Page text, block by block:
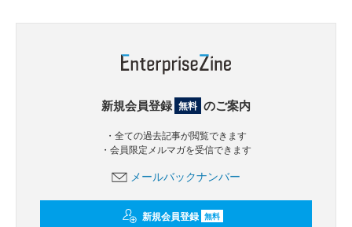
新規会員登録 無料 のご案内
・全ての過去記事が閲覧できます
・会員限定メルマガを受信できます
メールバックナンバー
新規会員登録 無料